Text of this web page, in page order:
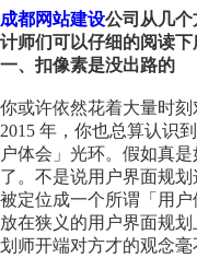
成都网站建设公司从几
计师们可以仔细的阅读下
一、扣像素是没出路的
你或许依然花着大量时
2015 年，你也总算认识
户体会」光环。假如真
了。不是说用户界面规
被定位成一个所谓「用
放在狭义的用户界面规
划师开端对方才的观念毫